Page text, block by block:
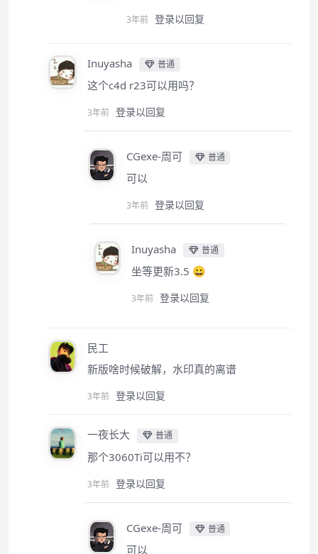
3年前 登录以回复
Inuyasha 普通
这个c4d r23可以用吗？
3年前 登录以回复
CGexe-周可 普通
可以
3年前 登录以回复
Inuyasha 普通
坐等更新3.5 😀
3年前 登录以回复
民工
新版啥时候破解，水印真的离谱
3年前 登录以回复
一夜长大 普通
那个3060Ti可以用不？
3年前 登录以回复
CGexe-周可 普通
可以